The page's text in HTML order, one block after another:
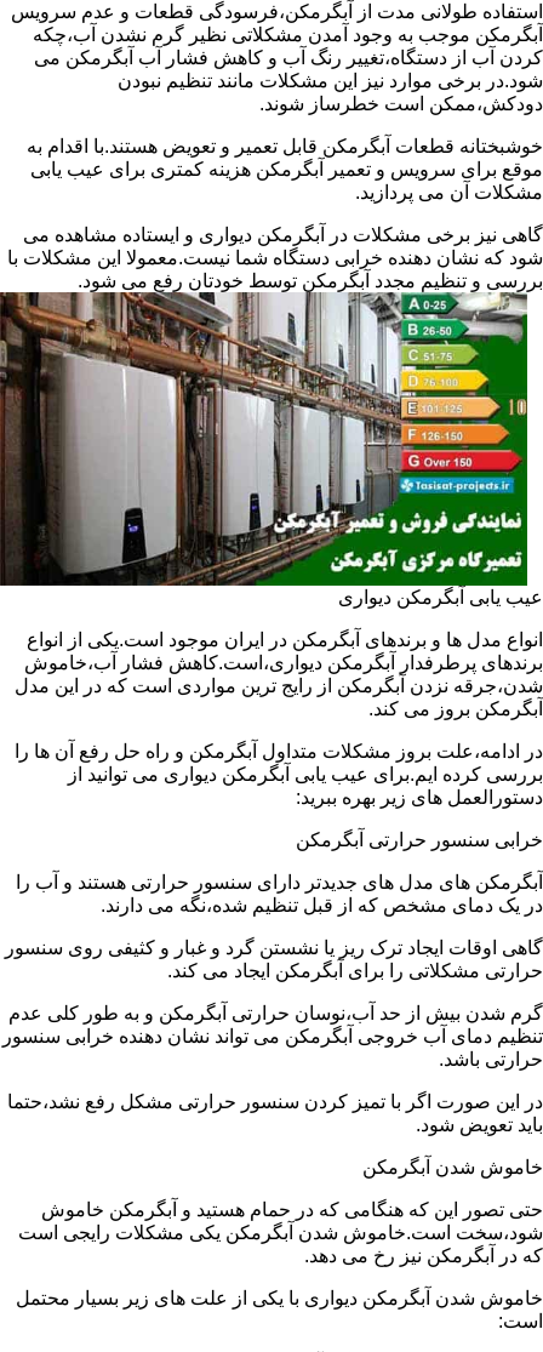
استفاده طولانی مدت از آبگرمکن،فرسودگی قطعات و عدم سرویس
آبگرمکن موجب به وجود آمدن مشکلاتی نظیر گرم نشدن آب،چکه
کردن آب از دستگاه،تغییر رنگ آب و کاهش فشار آب آبگرمکن می
شود.در برخی موارد نیز این مشکلات مانند تنظیم نبودن
دودکش،ممکن است خطرساز شوند.
خوشبختانه قطعات آبگرمکن قابل تعمیر و تعویض هستند.با اقدام به
موقع برای سرویس و تعمیر آبگرمکن هزینه کمتری برای عیب یابی
مشکلات آن می پردازید.
گاهی نیز برخی مشکلات در آبگرمکن دیواری و ایستاده مشاهده می
شود که نشان دهنده خرابی دستگاه شما نیست.معمولا این مشکلات با
بررسی و تنظیم مجدد آبگرمکن توسط خودتان رفع می شود.
عیب یابی آبگرمکن دیواری
انواع مدل ها و برندهای آبگرمکن در ایران موجود است.یکی از انواع
برندهای پرطرفدار آبگرمکن دیواری،است.کاهش فشار آب،خاموش
شدن،جرقه نزدن آبگرمکن از رایج ترین مواردی است که در این مدل
آبگرمکن بروز می کند.
در ادامه،علت بروز مشکلات متداول آبگرمکن و راه حل رفع آن ها را
بررسی کرده ایم.برای عیب یابی آبگرمکن دیواری می توانید از
دستورالعمل های زیر بهره ببرید:
خرابی سنسور حرارتی آبگرمکن
آبگرمکن های مدل های جدیدتر دارای سنسور حرارتی هستند و آب را
در یک دمای مشخص که از قبل تنظیم شده،نگه می دارند.
گاهی اوقات ایجاد ترک ریز یا نشستن گرد و غبار و کثیفی روی سنسور
حرارتی مشکلاتی را برای آبگرمکن ایجاد می کند.
گرم شدن بیش از حد آب،نوسان حرارتی آبگرمکن و به طور کلی عدم
تنظیم دمای آب خروجی آبگرمکن می تواند نشان دهنده خرابی سنسور
حرارتی باشد.
در این صورت اگر با تمیز کردن سنسور حرارتی مشکل رفع نشد،حتما
باید تعویض شود.
خاموش شدن آبگرمکن
حتی تصور این که هنگامی که در حمام هستید و آبگرمکن خاموش
شود،سخت است.خاموش شدن آبگرمکن یکی مشکلات رایجی است
که در آبگرمکن نیز رخ می دهد.
خاموش شدن آبگرمکن دیواری با یکی از علت های زیر بسیار محتمل
است: